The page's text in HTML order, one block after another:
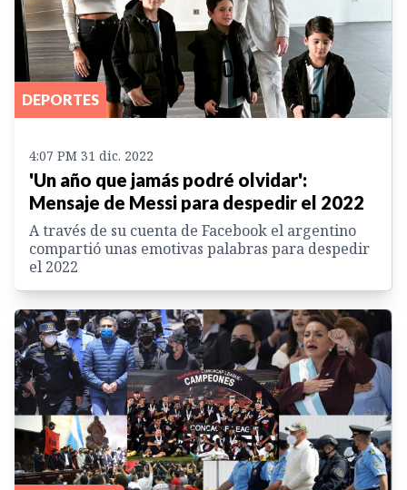
DEPORTES
4:07 PM 31 dic. 2022
'Un año que jamás podré olvidar':
Mensaje de Messi para despedir el 2022
A través de su cuenta de Facebook el argentino
compartió unas emotivas palabras para despedir
el 2022